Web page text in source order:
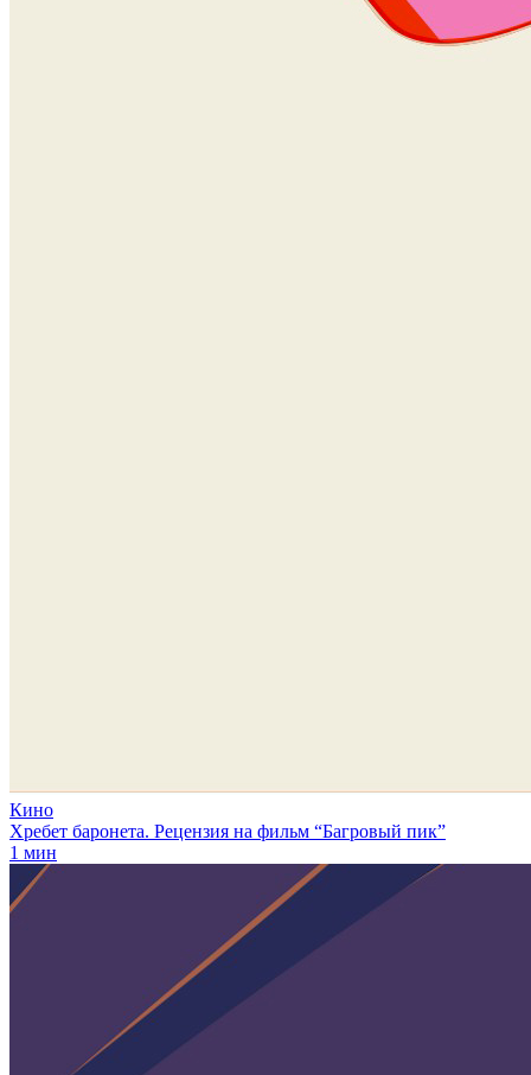
Кино
Хребет баронета. Рецензия на фильм “Багровый пик”
1 мин